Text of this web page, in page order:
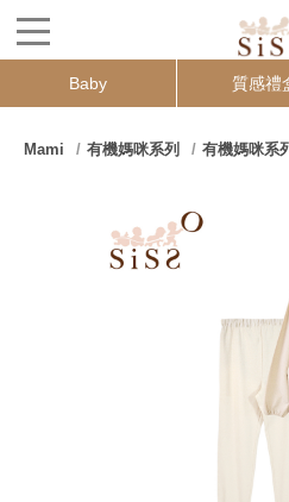
Baby 質感禮
Mami 有機媽咪系列 有機媽咪系